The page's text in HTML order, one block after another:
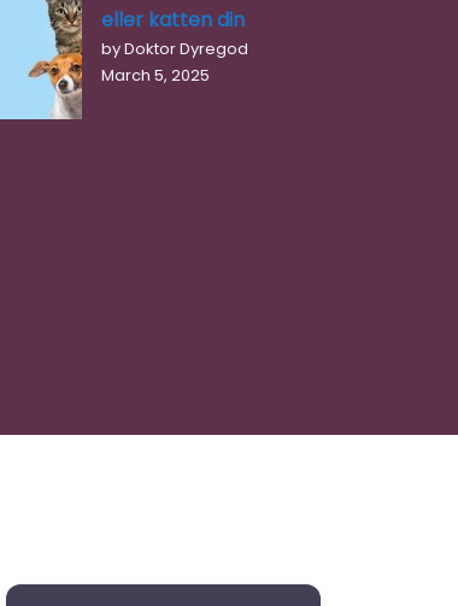
eller katten din
by Doktor Dyregod
March 5, 2025